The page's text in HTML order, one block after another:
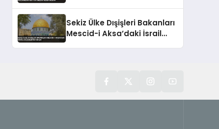
Sekiz Ülke Dışişleri Bakanları
Mescid-i Aksa’daki İsrail